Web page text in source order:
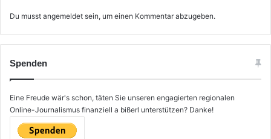
Du musst angemeldet sein, um einen Kommentar abzugeben.
Spenden
Eine Freude wär's schon, täten Sie unseren engagierten regionalen
Online-Journalismus finanziell a bißerl unterstützen? Danke!